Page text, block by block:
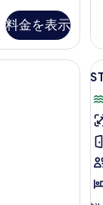
料金を表示
&
の
詳
細
、ノートパソコン
No Ocean